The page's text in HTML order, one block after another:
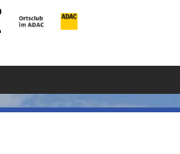
MSC
HORLOFFTAL
E.V.